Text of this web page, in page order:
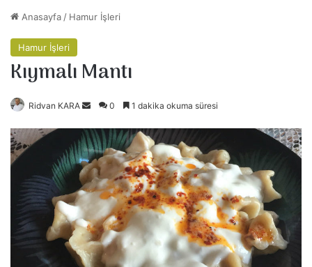
Anasayfa / Hamur İşleri
Hamur İşleri
Kıymalı Mantı
Ridvan KARA
r
e
-
p
s
t
a
0 1 dakika okuma süresi